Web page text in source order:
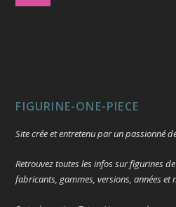
FIGURINE-ONE-PIECE
Site crée et entretenu par un passionné
Retrouvez toutes les infos sur figurines
fabricants, gammes, versions, années et